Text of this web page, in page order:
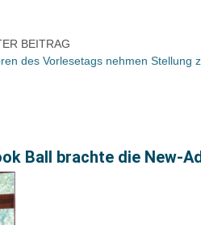
BEITRAG
Ball brachte die New-